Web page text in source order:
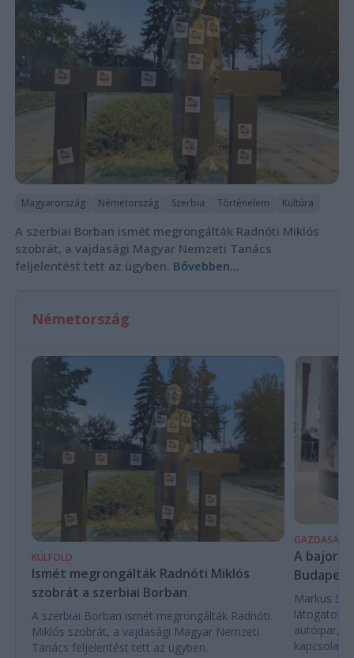
Magyarország Németország Szerbia Történelem Kultúra
A szerbiai Borban ismét megrongálták Radnóti Miklós
szobrát, a vajdasági Magyar Nemzeti Tanács
feljelentést tett az ügyben. Bővebben...
Németország
KÜLFÖLD
Ismét megrongálták Radnóti Miklós
szobrát a szerbiai Borban
A szerbiai Borban ismét megrongálták Radnóti
Miklós szobrát, a vajdasági Magyar Nemzeti
Tanács feljelentést tett az ügyben.
GAZDASÁG
A bajor
Markus
látogatott
autóipar,